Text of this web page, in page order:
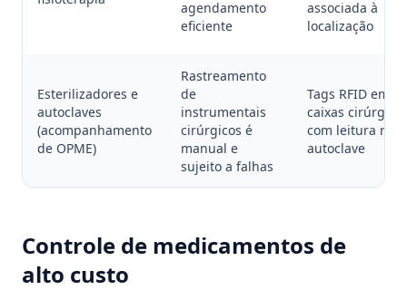
agendamento
eficiente
associada à
localização
Esterilizadores e
autoclaves
(acompanhamento
de OPME)
Rastreamento
de
instrumentais
cirúrgicos é
manual e
sujeito a falhas
Tags RFID em
caixas
com leitura nas
autoclave
Controle de medicamentos de
alto custo